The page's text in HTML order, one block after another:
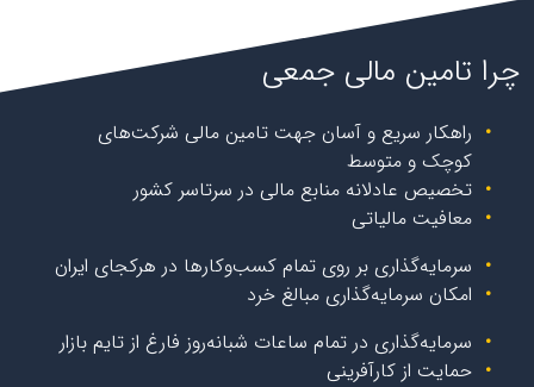
چرا تامین مالی جمعی
راهکار سریع و آسان جهت تامین مالی شرکت‌های
کوچک و متوسط
تخصیص عادلانه منابع مالی در سرتاسر کشور
معافیت مالیاتی
سرمایه‌گذاری بر روی تمام کسب‌و‌کارها در هرکجای ایران
امکان سرمایه‌گذاری مبالغ خرد
سرمایه‌گذاری در تمام ساعات شبانه‌روز فارغ از تایم بازار
حمایت از کارآفرینی